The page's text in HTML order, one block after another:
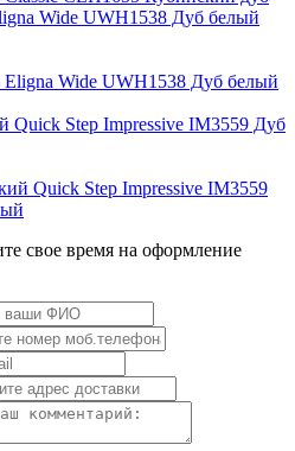
Wide UWH1538 Дуб белый
Quick Step Impressive IM3559 Дуб
свое время на оформление